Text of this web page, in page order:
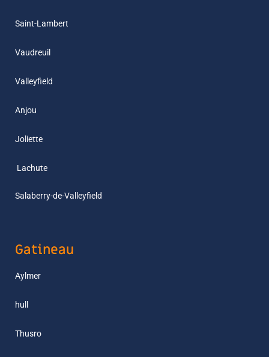
Saint-Lambert
Vaudreuil
Valleyfield
Anjou
Joliette
L achute
Salaberry-de-Valleyfield
Gatineau
Aylmer
hull
Thusro